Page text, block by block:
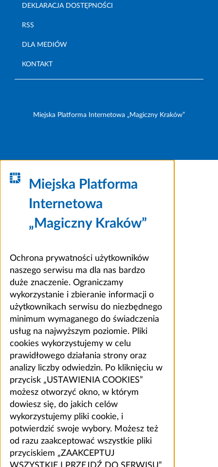
DEKLARACJA DOSTĘPNOŚCI
RSS
DLA MEDIÓW
KONTAKT
Miejska Platforma Internetowa „Magiczny Kraków”
Miejska Platforma
Internetowa
„Magiczny Kraków”
Ochrona prywatności użytkowników
naszego serwisu ma dla nas bardzo
duże znaczenie. Ograniczamy
wykorzystanie i zbieranie informacji o
użytkownikach serwisu do niezbędnego
minimum wymaganego do świadczenia
usług na najwyższym poziomie. Pliki
cookies wykorzystujemy w celu
prawidłowego działania strony oraz
analizy liczby odwiedzin. Po kliknięciu w
przycisk „USTAWIENIA COOKIES”
możesz otworzyć okno, w którym
dowiesz się, do jakich celów
wykorzystujemy pliki cookie, i
potwierdzić swoje wybory. Możesz też
od razu zaakceptować wszystkie pliki
przyciskiem „ZAAKCEPTUJ